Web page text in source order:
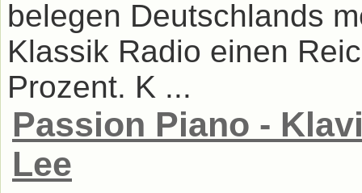
belegen Deutschlands
Klassik Radio einen
Prozent. K ...
Passion Piano -
Lee